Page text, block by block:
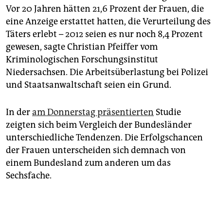
abo
genossenschaft
epaper login
Vor 20 Jahren hätten 21,6 Prozent der Frauen, die
eine Anzeige erstattet hatten, die Verurteilung des
Täters erlebt – 2012 seien es nur noch 8,4 Prozent
gewesen, sagte Christian Pfeiffer vom
Kriminologischen Forschungsinstitut
Niedersachsen. Die Arbeitsüberlastung bei Polizei
und Staatsanwaltschaft seien ein Grund.
In deram Donnerstag präsentierten Studie
zeigten sich beim Vergleich der Bundesländer
unterschiedliche Tendenzen. Die Erfolgschancen
der Frauen unterscheiden sich demnach von
einem Bundesland zum anderen um das
Sechsfache.